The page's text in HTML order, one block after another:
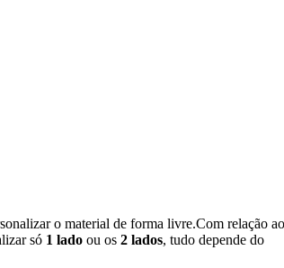
o material de forma livre.Com relação
só 1 lado ou os 2 lados, tudo depende do